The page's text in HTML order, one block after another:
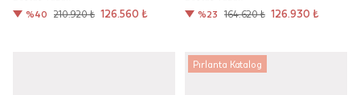
%40
210.920 ₺ 126.560 ₺
%23
164.620 ₺ 126.930 ₺
Pırlanta Katalog